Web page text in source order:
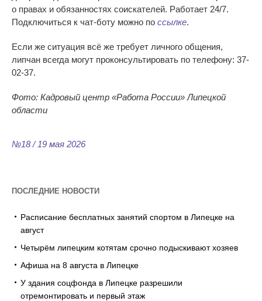
о правах и обязанностях соискателей. Работает 24/7.
Подключиться к чат-боту можно по ссылке.
Если же ситуация всё же требует личного общения,
липчан всегда могут проконсультировать по телефону: 37-
02-37.
Фото: Кадровый центр «Работа России» Липецкой
области
№18 / 19 мая 2026
ПОСЛЕДНИЕ НОВОСТИ
Расписание бесплатных занятий спортом в Липецке на
август
Четырём липецким котятам срочно подыскивают хозяев
Афиша на 8 августа в Липецке
У здания соцфонда в Липецке разрешили
отремонтировать и первый этаж